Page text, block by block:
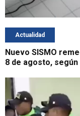
Actualidad
Nuevo SISMO
8 de agosto,